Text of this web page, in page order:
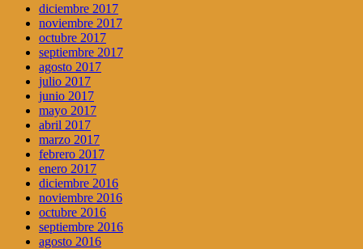
diciembre 2017
noviembre 2017
octubre 2017
septiembre 2017
agosto 2017
julio 2017
junio 2017
mayo 2017
abril 2017
marzo 2017
febrero 2017
enero 2017
diciembre 2016
noviembre 2016
octubre 2016
septiembre 2016
agosto 2016